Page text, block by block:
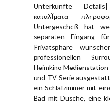
Unterkünfte
καταλÏματα
Untergeschoß hat
separaten Eingang
Privatsphäre
professionellen
Heimkino Medienstation
und TV-Serie
ein Schlafzimmer mit
Bad mit Dusche, eine